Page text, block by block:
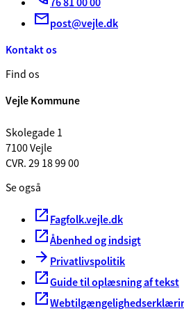
post@vejle.dk
Kontakt os
Find os
Vejle Kommune
Skolegade 1
7100 Vejle
CVR. 29 18 99 00
Se også
Fagfolk.vejle.dk
Åbenhed og indsigt
Privatlivspolitik
Guide til oplæsning af tekst